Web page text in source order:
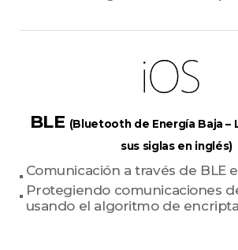
BLE (Bluetooth de Energía Baja –
sus siglas en inglés)
Comunicación a través de BLE
Protegiendo comunicaciones
usando el algoritmo de